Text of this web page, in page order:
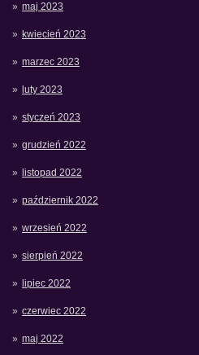
maj 2023
kwiecień 2023
marzec 2023
luty 2023
styczeń 2023
grudzień 2022
listopad 2022
październik 2022
wrzesień 2022
sierpień 2022
lipiec 2022
czerwiec 2022
maj 2022